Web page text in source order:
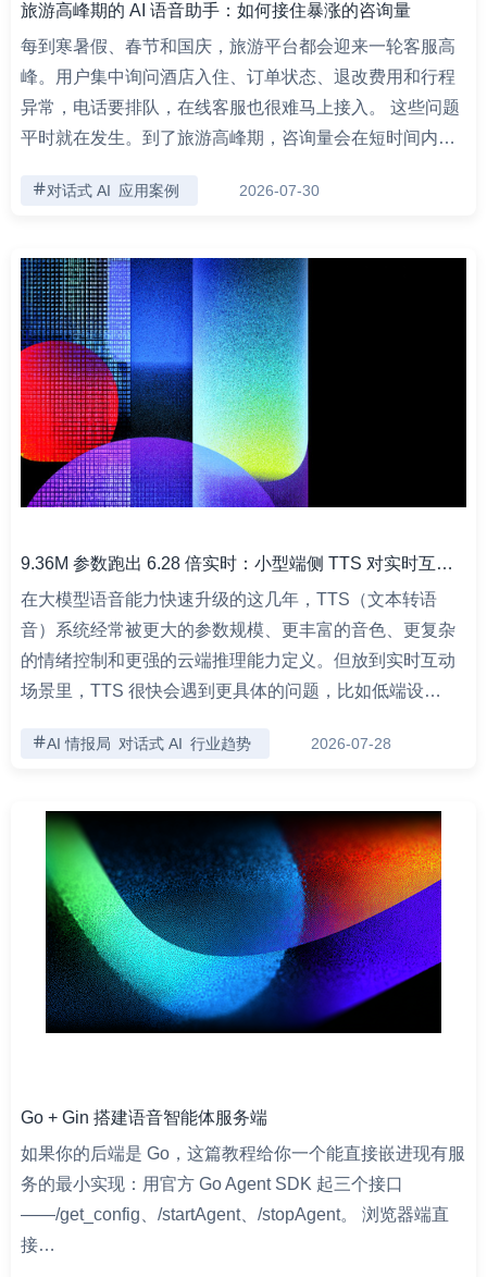
旅游高峰期的 AI 语音助手：如何接住暴涨的咨询量
每到寒暑假、春节和国庆，旅游平台都会迎来一轮客服高
峰。用户集中询问酒店入住、订单状态、退改费用和行程
异常，电话要排队，在线客服也很难马上接入。 这些问题
平时就在发生。到了旅游高峰期，咨询量会在短时间内…
对话式 AI 应用案例 2026-07-30
9.36M 参数跑出 6.28 倍实时：小型端侧 TTS 对实时互动意味着什么？
在大模型语音能力快速升级的这几年，TTS（文本转语
音）系统经常被更大的参数规模、更丰富的音色、更复杂
的情绪控制和更强的云端推理能力定义。但放到实时互动
场景里，TTS 很快会遇到更具体的问题，比如低端设…
AI 情报局 对话式 AI 行业趋势 2026-07-28
Go + Gin 搭建语音智能体服务端
如果你的后端是 Go，这篇教程给你一个能直接嵌进现有服
务的最小实现：用官方 Go Agent SDK 起三个接口
——/get_config、/startAgent、/stopAgent。 浏览器端直
接…